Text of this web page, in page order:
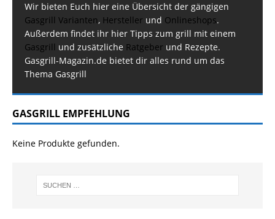
Wir bieten Euch hier eine Übersicht der gängigen
Gasgrill Varianten, Hersteller und Onlineshops.
Außerdem findet ihr hier Tipps zum grill mit einem
Gasgrill und zusätzliche Ratgeber und Rezepte.
Gasgrill-Magazin.de bietet dir alles rund um das
Thema Gasgrill
GASGRILL EMPFEHLUNG
Keine Produkte gefunden.